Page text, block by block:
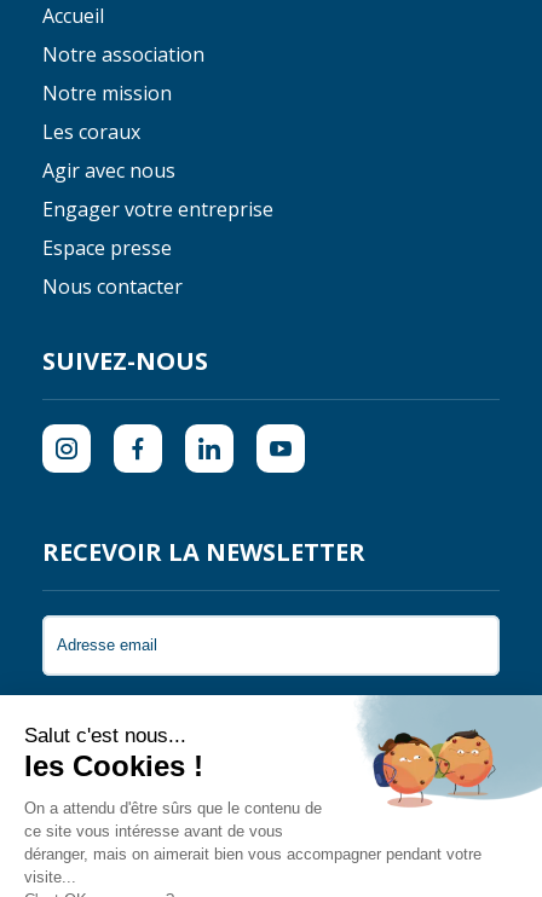
Accueil
Notre association
Notre mission
Les coraux
Agir avec nous
Engager votre entreprise
Espace presse
Nous contacter
SUIVEZ-NOUS
RECEVOIR LA NEWSLETTER
Je souhaite recevoir les newsletters de Coral